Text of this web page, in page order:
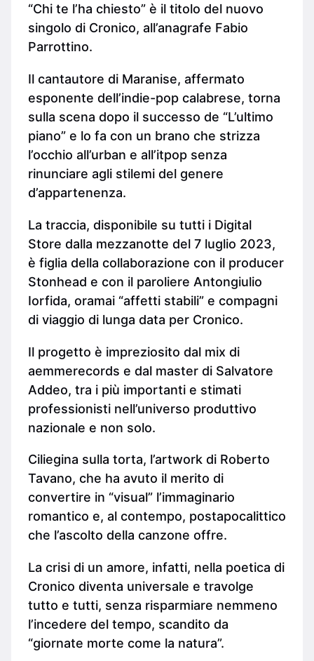
“Chi te l’ha chiesto” è il titolo del nuovo
singolo di Cronico, all’anagrafe Fabio
Parrottino.
Il cantautore di Maranise, affermato
esponente dell’indie-pop calabrese, torna
sulla scena dopo il successo de “L’ultimo
piano” e lo fa con un brano che strizza
l’occhio all’urban e all’itpop senza
rinunciare agli stilemi del genere
d’appartenenza.
La traccia, disponibile su tutti i Digital
Store dalla mezzanotte del 7 luglio 2023,
è figlia della collaborazione con il producer
Stonhead e con il paroliere Antongiulio
Iorfida, oramai “affetti stabili” e compagni
di viaggio di lunga data per Cronico.
Il progetto è impreziosito dal mix di
aemmerecords e dal master di Salvatore
Addeo, tra i più importanti e stimati
professionisti nell’universo produttivo
nazionale e non solo.
Ciliegina sulla torta, l’artwork di Roberto
Tavano, che ha avuto il merito di
convertire in “visual” l’immaginario
romantico e, al contempo, postapocalittico
che l’ascolto della canzone offre.
La crisi di un amore, infatti, nella poetica di
Cronico diventa universale e travolge
tutto e tutti, senza risparmiare nemmeno
l’incedere del tempo, scandito da
“giornate morte come la natura”.